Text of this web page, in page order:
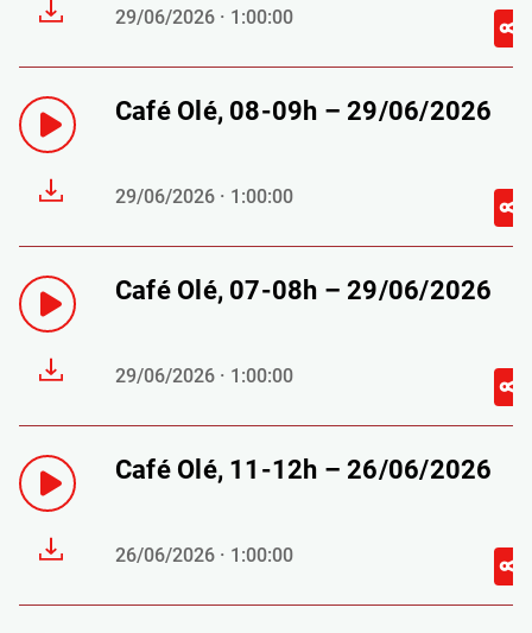
29/06/2026 · 1:00:00
Café Olé, 08-09h – 29/06/2026
29/06/2026 · 1:00:00
Café Olé, 07-08h – 29/06/2026
29/06/2026 · 1:00:00
Café Olé, 11-12h – 26/06/2026
26/06/2026 · 1:00:00